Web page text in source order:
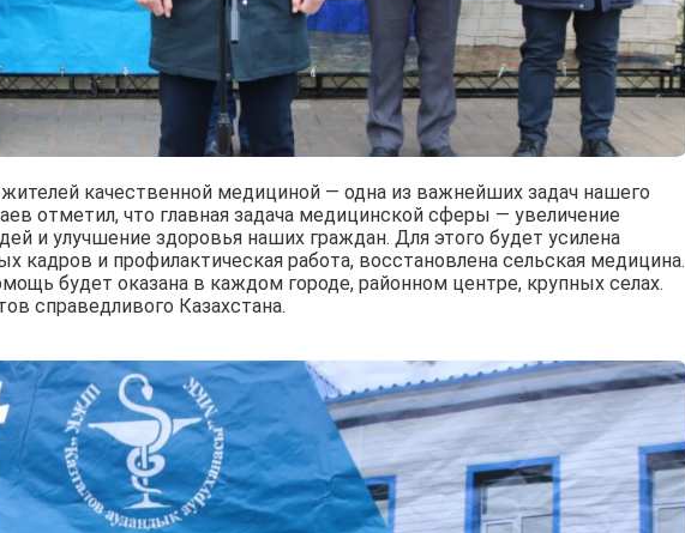
жителей качественной медициной — одна из важнейших задач нашего
отметил, что главная задача медицинской сферы — увеличение
и улучшение здоровья наших граждан. Для этого будет усилена
кадров и профилактическая работа, восстановлена ​​сельская медицина.
будет оказана в каждом городе, районном центре, крупных селах.
справедливого Казахстана.